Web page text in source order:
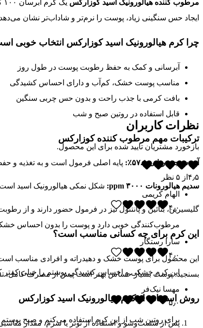
مرطوب کننده هیالورونیک اسید کوزارکس
ایجاد حس سنگینی زیاد، پوست را نرم‌تر و شاداب‌تر نشان
چرا کرم هیالورونیک اسید کوزارکس انتخاب خوبی
آبرسانی و کمک به حفظ رطوبت پوست در طول روز
مناسب پوست خشک، کم‌آب و دارای احساس کشیدگی
بافت کرمی با جذب راحت و بدون حس چربی سنگین
قابل استفاده در روتین صبح و شب
ترکیبات مهم مرطوب کننده کوزارکس
آب سنجد دریایی ۵۷.۸٪: پایه اصلی فرمول است و به تغذیه و
سدیم هیالورونات ۳۰۰۰ ppm: شکل نمکی هیالورونیک اسید
گلیسیرین، بتائین و پانتنول نیز در فرمول حضور دارند و از
این کرم برای چه کسانی مناسب است؟
این محصول برای پوست خشک و دهیدراته و افرادی مناسب
بسنجید. پوست بسیار حساس بهتر است پیش از مصرف کامل،
روش استفاده از کرم هیالورونیک اسید کوزارکس
پس از شست‌وشو و استفاده از تونر یا سرم، مقدار
نظرات کاربران
بازخورد مشتریان تایید شده برای این محصول.
۴٫۵ از ۵ نظر
الهام کریمی
۴٫۰
مرطوب‌کنندگی خوبی دارد و پوست را بدون احساس
سارا رستگار
۴٫۰
این کرم خشکی و احساس کشیدگی پوستم را خیلی کمتر
مهسا نیک‌فر
۵٫۰
برای روتین شب از این کرم استفاده می‌کنم و صبح